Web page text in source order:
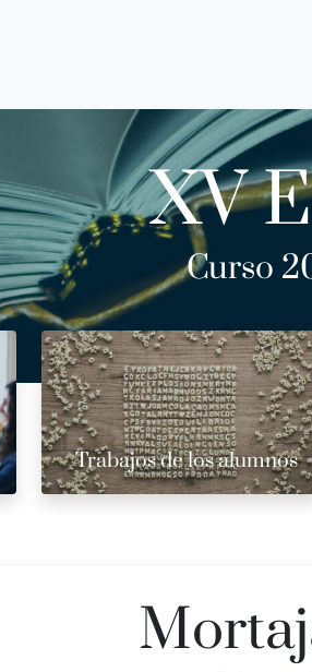
XV
Curso
Trabajos de los alumnos